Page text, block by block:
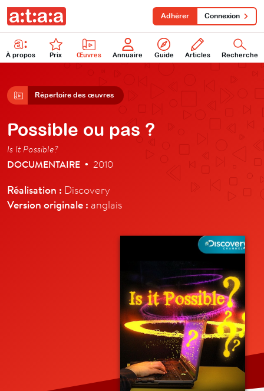
À propos Prix Œuvres Annuaire Guide Articles Recherche
Adhérer Connexion
Répertoire des œuvres
Possible ou pas ?
Is It Possible?
DOCUMENTAIRE • 2010
Réalisation : Discovery
Version originale : anglais